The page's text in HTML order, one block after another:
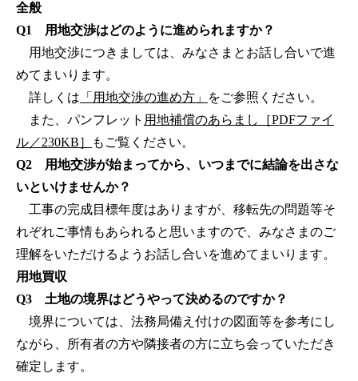
全般
Q1 用地交渉はどのように進められますか？
用地交渉につきましては、みなさまとお話し合いで進
めてまいります。
詳しくは 「用地交渉の進め方」
をご参照ください。
また、パンフレット 用地補償のあらまし［PDFファイ
ル／230KB］
もご覧ください。
Q2 用地交渉が始まってから、いつまでに結論を出さな
いといけませんか？
工事の完成目標年度はありますが、移転先の問題等そ
れぞれご事情もあられると思いますので、みなさまのご
理解をいただけるようお話し合いを進めてまいります。
用地買収
Q3 土地の境界はどうやって決めるのですか？
境界については、法務局備え付けの図面等を参考にし
ながら、所有者の方や隣接者の方に立ち会っていただき
確定します。